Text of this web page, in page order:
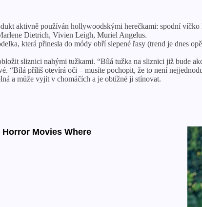
aktivně používán hollywoodskými herečkami: spodní
Dietrich, Vivien Leigh, Muriel Angelus.
která přinesla do módy obří slepené řasy (trend je dnes
sliznici nahými tužkami. “Bílá tužka na sliznici již bude
“Bílá příliš otevírá oči – musíte pochopit, že to není
a může vyjít v chomáčích a je obtížné ji stínovat.